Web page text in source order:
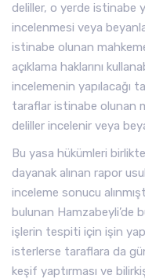
deliller, o yerde istinabe
incelenmesi veya
istinabe olunan
açıklama haklarını
incelemenin yapılacağı
taraflar istinabe olunan
deliller incelenir veya
Bu yasa hükümleri
dayanak alınan rapor
inceleme sonucu
bulunan Hamzabeyli’de
işlerin tespiti için işin
isterlerse taraflara da
keşif yaptırması ve